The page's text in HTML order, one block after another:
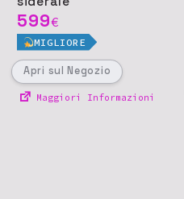
599€
MIGLIORE
Apri sul Negozio
Maggiori Informazioni